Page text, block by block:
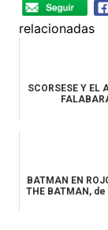
relacionadas
SCORSESE Y EL
BATMAN EN
THE BATMAN,